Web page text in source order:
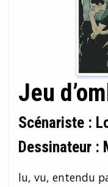
Jeu
Scénariste :
Dessinateur :
lu, vu, entendu